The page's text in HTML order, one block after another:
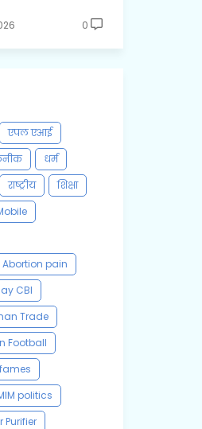
0
एपल एआई
धर्म
राष्ट्रीय
शिक्षा
Abortion pain
CBI
Trade
Football
politics
Purifier